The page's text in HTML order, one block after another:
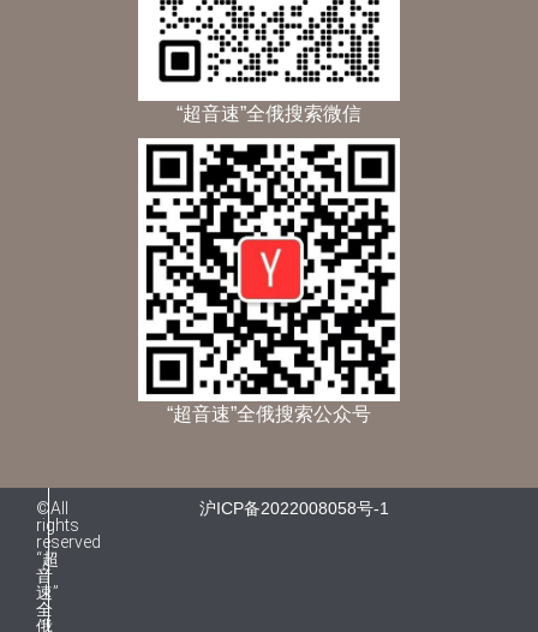
“超音速”全俄搜索微信
“超音速”全俄搜索公众号
©All
rights
reserved
“超
音
速”
全
俄
沪ICP备2022008058号-1